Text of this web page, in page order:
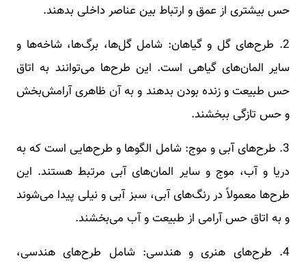
حس بیشتری از عمق و ارتباط بین عناصر داخلی بدهند.
2. طرح‌های گل و گیاهان: شامل گل‌ها، برگ‌ها، شاخه‌ها و
سایر المان‌های گیاهی است. این طرح‌ها می‌توانند به اتاق
حس طبیعت و زنده بودن بدهند و به آن ظاهری آرامش‌بخش
و حس تازگی ببخشند.
3. طرح‌های آبی و موج: شامل الگوها و طرح‌هایی است که به
دریا و آب، موج و سایر المان‌های آبی مرتبط هستند. این
طرح‌ها معمولاً در رنگ‌های آبی، سبز آبی و نیلی پیدا می‌شوند
و به اتاق حس آرامی از طبیعت و آب می‌بخشند.
4. طرح‌های هنری و هندسی: شامل طرح‌های هندسی،